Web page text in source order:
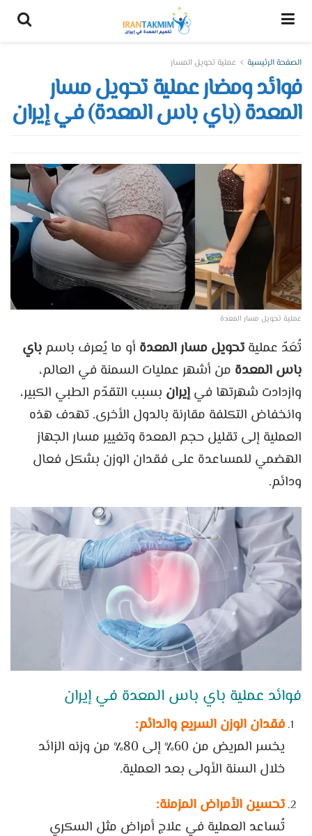
الصفحة الرئيسية عملية تحويل المسار
فوائد ومضار عملية تحويل مسار
المعدة (باي باس المعدة) في إيران
عملية تحويل مسار المعدة
تُعَدّ عملية تحويل مسار المعدة أو ما يُعرف باسم باي
باس المعدة من أشهر عمليات السمنة في العالم،
وازدادت شهرتها في إيران بسبب التقدّم الطبي الكبير،
وانخفاض التكلفة مقارنة بالدول الأخرى. تهدف هذه
العملية إلى تقليل حجم المعدة وتغيير مسار الجهاز
الهضمي للمساعدة على فقدان الوزن بشكل فعال
ودائم.
فوائد عملية باي باس المعدة في إيران
فقدان الوزن السريع والدائم:
يخسر المريض من 60٪ إلى 80٪ من وزنه الزائد
خلال السنة الأولى بعد العملية.
تحسين الأمراض المزمنة:
تُساعد العملية في علاج أمراض مثل السكري